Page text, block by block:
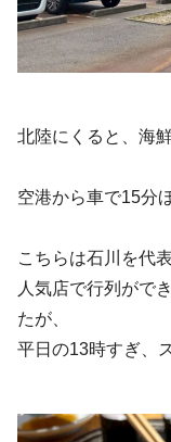
北陸にくると、海
空港から車で15分
こちらは石川を代
人気店で行列がで
たが、
平日の13時すぎ、